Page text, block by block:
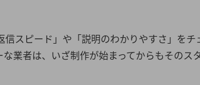
スピード」や「説明のわかりやすさ」をチ
業者は、いざ制作が始まってからもそのス